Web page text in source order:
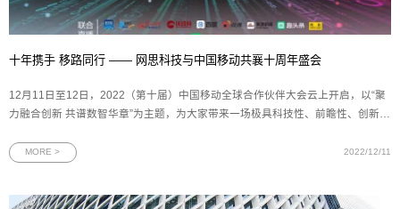
十年携手 移路同行 —— 网思科技与中国移动共襄十周年盛会
12月11日至12日，2022（第十届）中国移动全球合作伙伴大会云上开启，以“聚
力融合创新 共谱数智华章”为主题，为大家带来一场极具科技性、前瞻性、创新性
通信行业年度盛会，自2013年起，已成功举办9届，搭建了生态产业链各方沟通
MORE > 2022/12/11